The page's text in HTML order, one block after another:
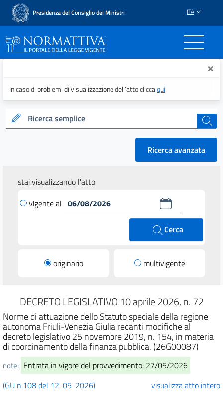
Presidenza del Consiglio dei Ministri ITA
Normattiva - Il portale ×
In caso di problemi di visualizzazione dell’atto cliccaqui
Ricerca semplice cerca
Ricerca avanzata
stai visualizzando l'atto
vigente al
Cerca
originario multivigente
DECRETO LEGISLATIVO 10 aprile 2026, n. 72
Norme di attuazione dello Statuto speciale della regione
autonoma Friuli-Venezia Giulia recanti modifiche al
decreto legislativo 25 novembre 2019, n. 154, in materia
di coordinamento della finanza pubblica. (26G00087)
note: Entrata in vigore del provvedimento: 27/05/2026
(GU n.108 del 12-05-2026)
visualizza atto intero